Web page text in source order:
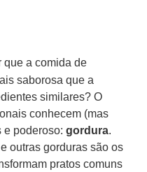
que a comida de
saborosa que a
similares? O
conhecem (mas
e poderoso: gordura.
outras gorduras são os
pratos comuns